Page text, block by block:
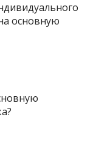
основную